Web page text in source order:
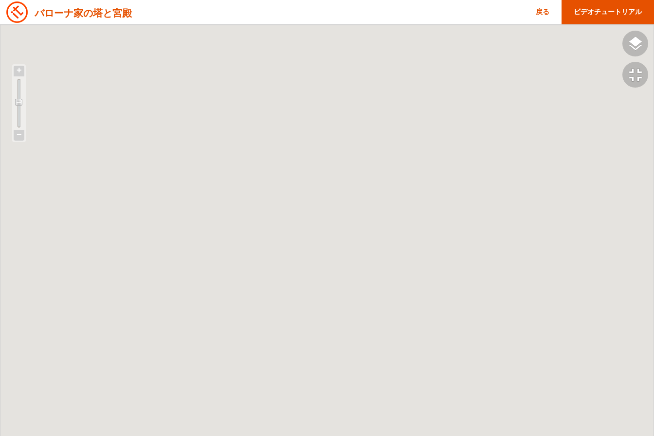
バローナ家の塔と宮殿 ビデオチュートリアル
戻る
+
−
fullscreen_exit